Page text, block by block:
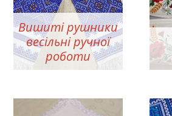
Вишиті рушники
весільні ручної
роботи